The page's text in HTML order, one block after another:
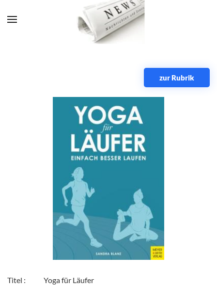
Zum Hauptinhalt springen
zur Rubrik
Titel : Yoga für Läufer